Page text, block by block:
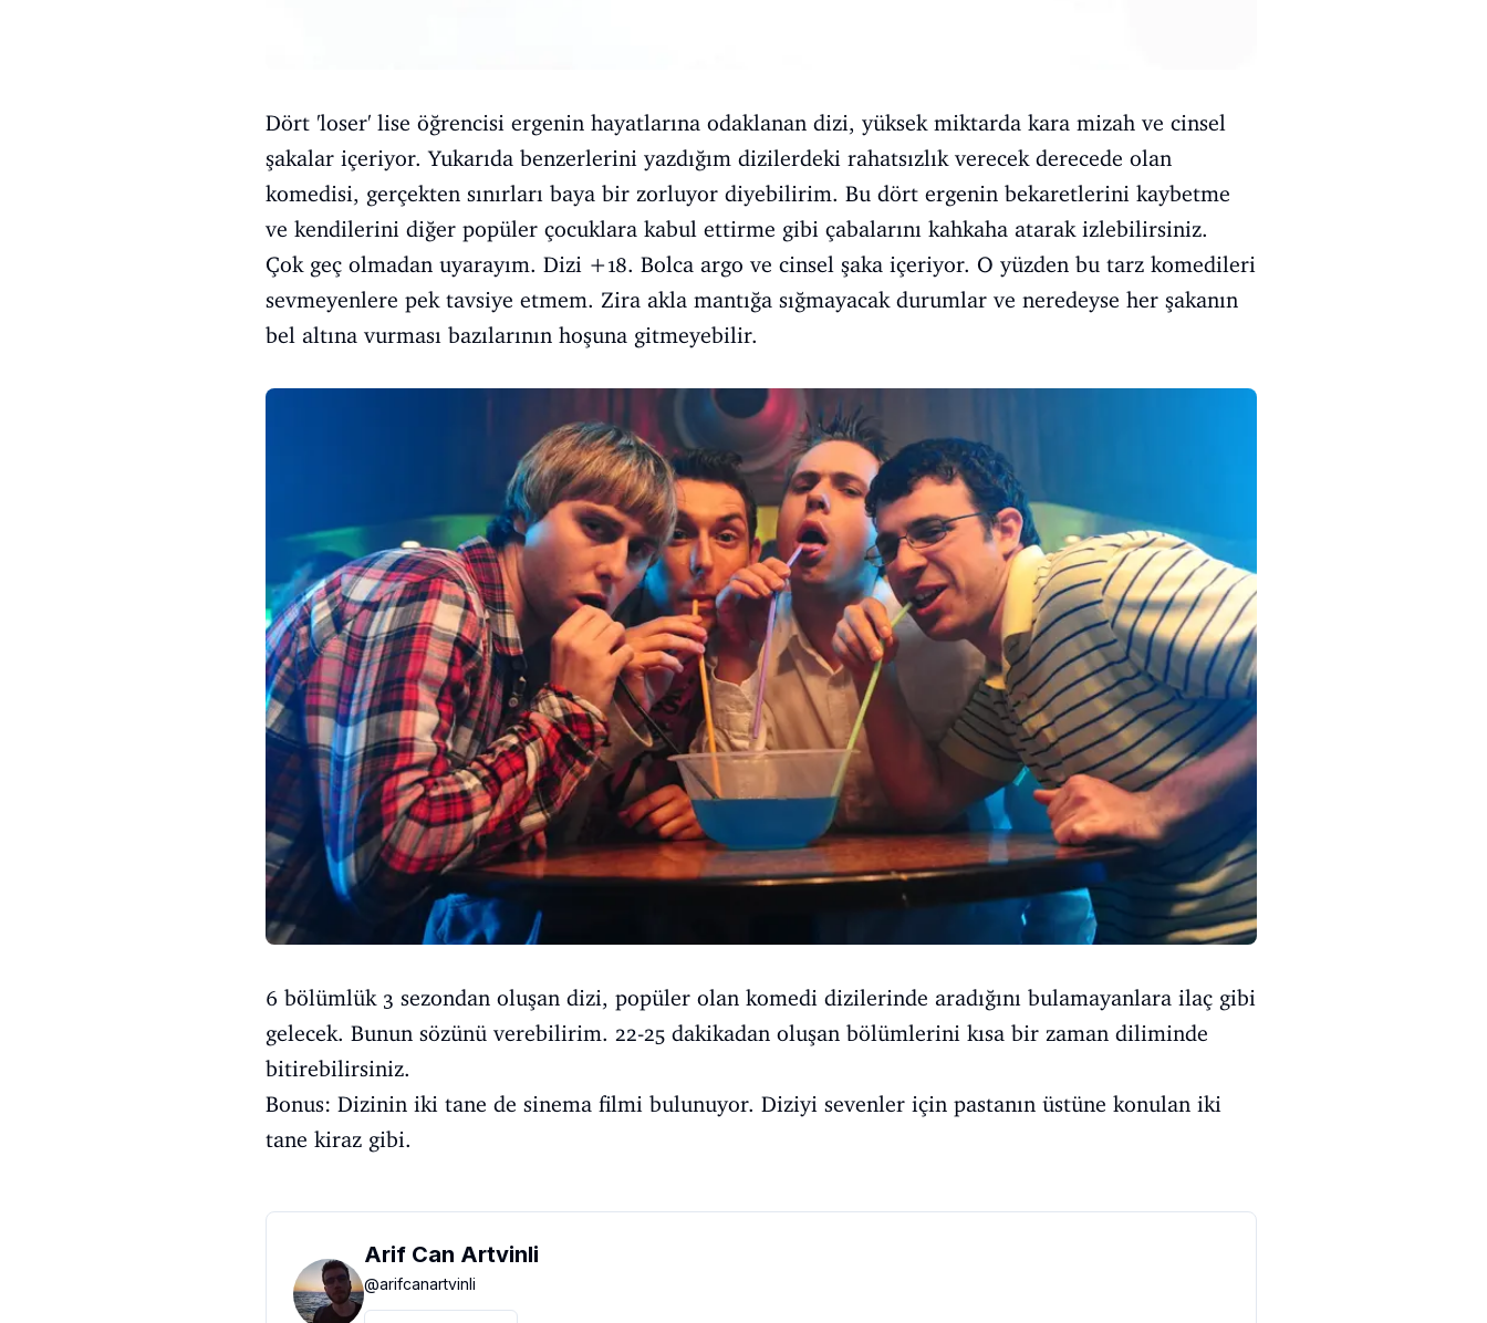
Dört 'loser' lise öğrencisi ergenin hayatlarına odaklanan dizi, yüksek miktarda kara mizah ve cinsel
şakalar içeriyor. Yukarıda benzerlerini yazdığım dizilerdeki rahatsızlık verecek derecede olan
komedisi, gerçekten sınırları baya bir zorluyor diyebilirim. Bu dört ergenin bekaretlerini kaybetme
ve kendilerini diğer popüler çocuklara kabul ettirme gibi çabalarını kahkaha atarak izlebilirsiniz.
Çok geç olmadan uyarayım. Dizi +18. Bolca argo ve cinsel şaka içeriyor. O yüzden bu tarz komedileri
sevmeyenlere pek tavsiye etmem. Zira akla mantığa sığmayacak durumlar ve neredeyse her şakanın
bel altına vurması bazılarının hoşuna gitmeyebilir.
6 bölümlük 3 sezondan oluşan dizi, popüler olan komedi dizilerinde aradığını bulamayanlara ilaç gibi
gelecek. Bunun sözünü verebilirim. 22-25 dakikadan oluşan bölümlerini kısa bir zaman diliminde
bitirebilirsiniz.
Bonus: Dizinin iki tane de sinema filmi bulunuyor. Diziyi sevenler için pastanın üstüne konulan iki
tane kiraz gibi.
Arif Can Artvinli
@arifcanartvinli